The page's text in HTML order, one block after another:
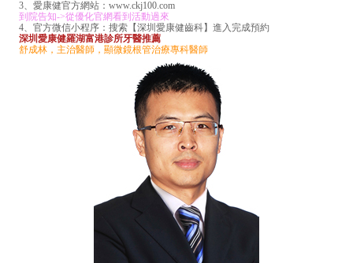
3、愛康健官方網站：www.ckj100.com
到院告知->從優化官網看到活動過來
4、官方微信小程序：搜索【深圳愛康健齒科】進入完成預約
深圳愛康健羅湖富港診所牙醫推薦
舒成林，主治醫師，顯微鏡根管治療專科醫師